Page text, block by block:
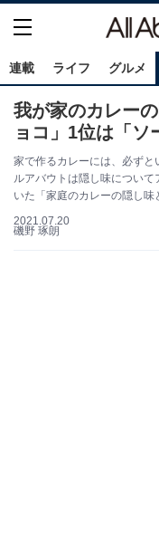
連載 ライフ グルメ
我が家のカレー
ョコ」1位は「
家で作るカレーには、必ず
ルアバウトは隠し味につい
いた「家庭のカレーの隠し味
2021.07.20
磯野 琢朗